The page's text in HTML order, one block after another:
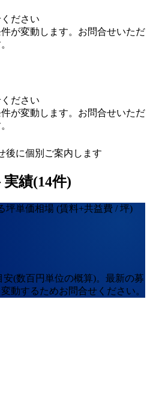
ださい
が変動します。お問合せいただ
ださい
が変動します。お問合せいただ
後に個別ご案内します
績(14件)
坪単価相場 (賃料+共益費 / 坪)
(数百円単位の概算)。最新の募
動するためお問合せください。